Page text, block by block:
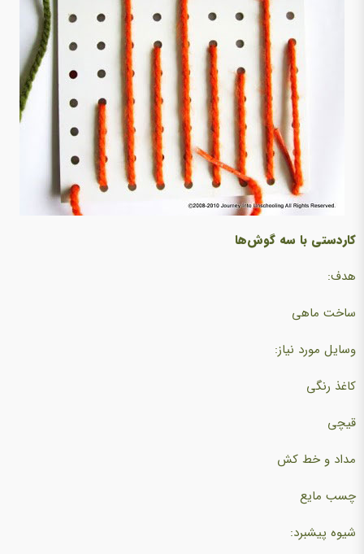
کاردستی با سه گوش‌ها
هدف:
ساخت ماهی
وسایل مورد نیاز:
کاغذ رنگی
قیچی
مداد و خط کش
چسب مایع
شیوه پیشبرد: